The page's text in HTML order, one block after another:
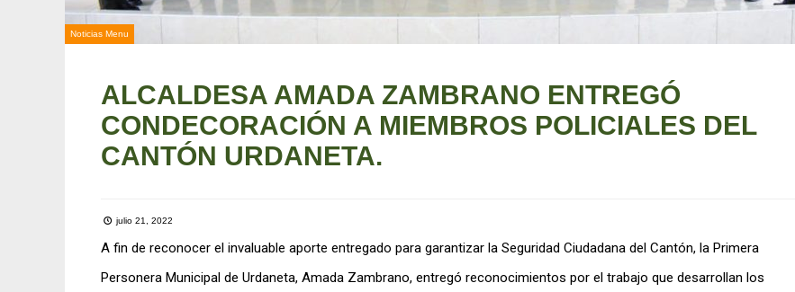
Noticias Menu
ALCALDESA AMADA ZAMBRANO ENTREGÓ
CONDECORACIÓN A MIEMBROS POLICIALES DEL
CANTÓN URDANETA.
julio 21, 2022
A fin de reconocer el invaluable aporte entregado para garantizar la Seguridad Ciudadana del Cantón, la Primera
Personera Municipal de Urdaneta, Amada Zambrano, entregó reconocimientos por el trabajo que desarrollan los